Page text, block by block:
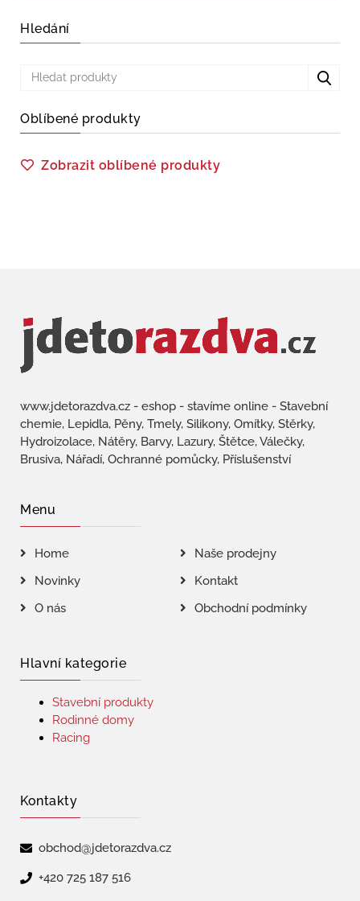
Hledání
Oblíbené produkty
Zobrazit oblíbené produkty
www.jdetorazdva.cz - eshop - stavíme online - Stavební
chemie, Lepidla, Pěny, Tmely, Silikony, Omítky, Stěrky,
Hydroizolace, Nátěry, Barvy, Lazury, Štětce, Válečky,
Brusiva, Nářadí, Ochranné pomůcky, Příslušenství
Menu
Home
Naše prodejny
Novinky
Kontakt
O nás
Obchodní podmínky
Hlavní kategorie
Stavební produkty
Rodinné domy
Racing
Kontakty
obchod@jdetorazdva.cz
+420 725 187 516